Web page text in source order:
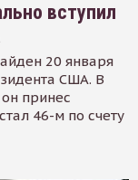
вступил
20 января
США. В
принес
46-м по счету